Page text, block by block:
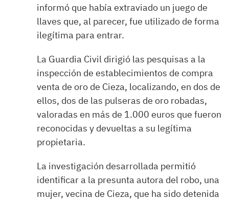
informó que había extraviado un juego de
llaves que, al parecer, fue utilizado de forma
ilegítima para entrar.
La Guardia Civil dirigió las pesquisas a la
inspección de establecimientos de compra
venta de oro de Cieza, localizando, en dos de
ellos, dos de las pulseras de oro robadas,
valoradas en más de 1.000 euros que fueron
reconocidas y devueltas a su legítima
propietaria.
La investigación desarrollada permitió
identificar a la presunta autora del robo, una
mujer, vecina de Cieza, que ha sido detenida